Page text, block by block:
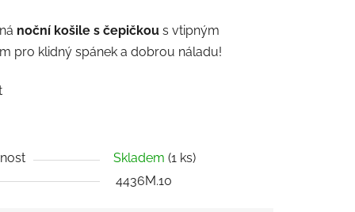
noční košile s čepičkou s vtipným
pro klidný spánek a dobrou náladu!
Skladem (1 ks)
4436M.10